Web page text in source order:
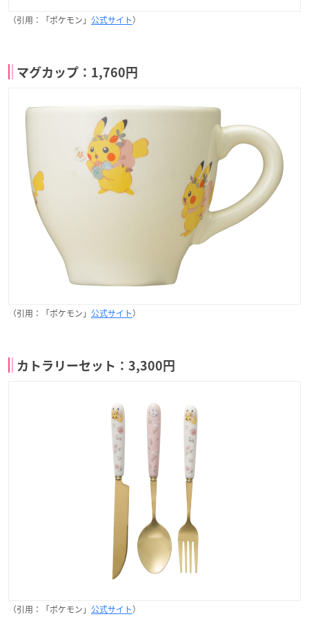
（引用：「ポケモン」 公式サイト）
マグカップ：1,760円
（引用：「ポケモン」 公式サイト）
カトラリーセット：3,300円
（引用：「ポケモン」 公式サイト）